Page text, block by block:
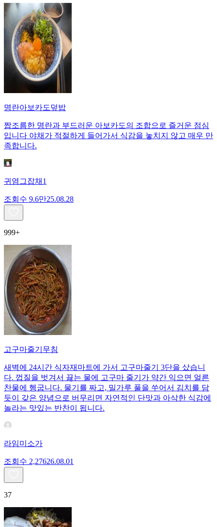
명란아보카도덮밥
짭조름한 명란과 부드러운 아보카도의 조합으로 즐거운 점심
입니다 야채가 적절하게 들어가서 식감을 놓치지 않고 매우 만
족합니다.
귀염그잡채1
조회수 9.6만25.08.28
999+
고구마줄기무침
새벽에 24시간 식자재마트에 가서 고구마줄기 3단을 샀습니
다. 껍질을 벗겨서 끓는 물에 고구마 줄기가 약간 익으면 얼른
찬물에 헹굽니다. 물기를 짜고, 밀가루 풀을 쑤어서 김치를 담
듯이 갖은 양념으로 버무리면 자연적인 단맛과 아삭한 식감에
놀라는 맛있는 반찬이 됩니다.
라임미소가
조회수 2,27626.08.01
37